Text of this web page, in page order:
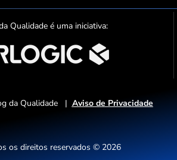
o
t
f
y
Qualidade é uma iniciativa:
da Qualidade | Aviso de Privacidade
os direitos reservados © 2026